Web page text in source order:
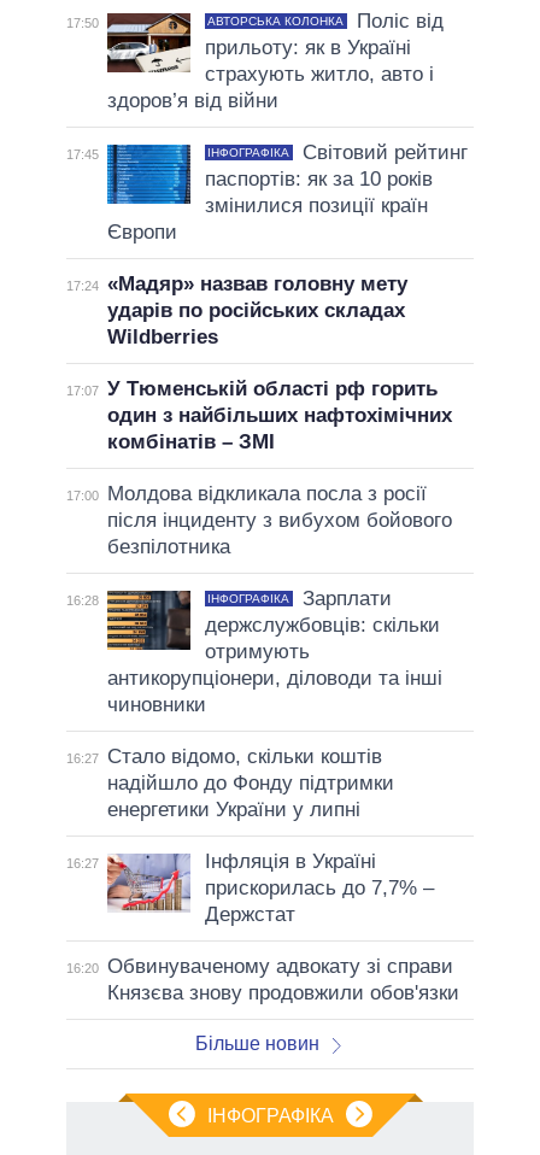
17:50 АВТОРСЬКА КОЛОНКА
Поліс від
прильоту: як в Україні
страхують житло, авто і
здоров’я від війни
17:45 ІНФОГРАФІКА
Світовий рейтинг
паспортів: як за 10 років
змінилися позиції країн
Європи
17:24 «Мадяр» назвав головну мету
ударів по російських складах
Wildberries
17:07 У Тюменській області рф горить
один з найбільших нафтохімічних
комбінатів – ЗМІ
17:00
Молдова відкликала посла з росії
після інциденту з вибухом бойового
безпілотника
16:28 ІНФОГРАФІКА
Зарплати
держслужбовців: скільки
отримують
антикорупціонери, діловоди та інші
чиновники
16:27
Стало відомо, скільки коштів
надійшло до Фонду підтримки
енергетики України у липні
16:27
Інфляція в Україні
прискорилась до 7,7% –
Держстат
16:20 Обвинуваченому адвокату зі справи
Князєва знову продовжили обов'язки
Більше новин
ІНФОГРАФІКА